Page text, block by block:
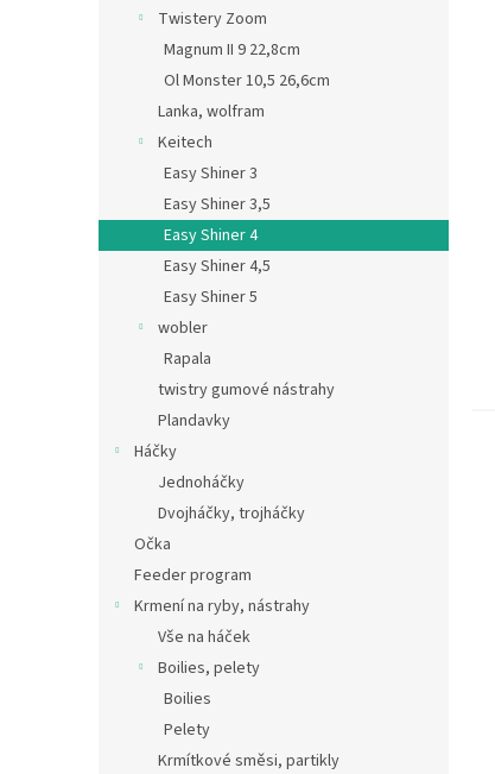
Twistery Zoom
Magnum II 9 22,8cm
Ol Monster 10,5 26,6cm
Lanka, wolfram
Keitech
Easy Shiner 3
Easy Shiner 3,5
Easy Shiner 4
Easy Shiner 4,5
Easy Shiner 5
wobler
Rapala
twistry gumové nástrahy
Plandavky
Háčky
Jednoháčky
Dvojháčky, trojháčky
Očka
Feeder program
Krmení na ryby, nástrahy
Vše na háček
Boilies, pelety
Boilies
Pelety
Krmítkové směsi, partikly